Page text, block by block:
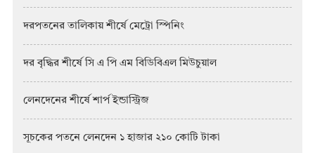
দরপতনের তালিকায় শীর্ষে মেট্রো স্পিনিং
দর বৃদ্ধির শীর্ষে সি এ পি এম বিডিবিএল মিউচুয়াল
লেনদেনের শীর্ষে শার্প ইন্ডাস্ট্রিজ
সূচকের পতনে লেনদেন ১ হাজার ২১০ কোটি টাকা